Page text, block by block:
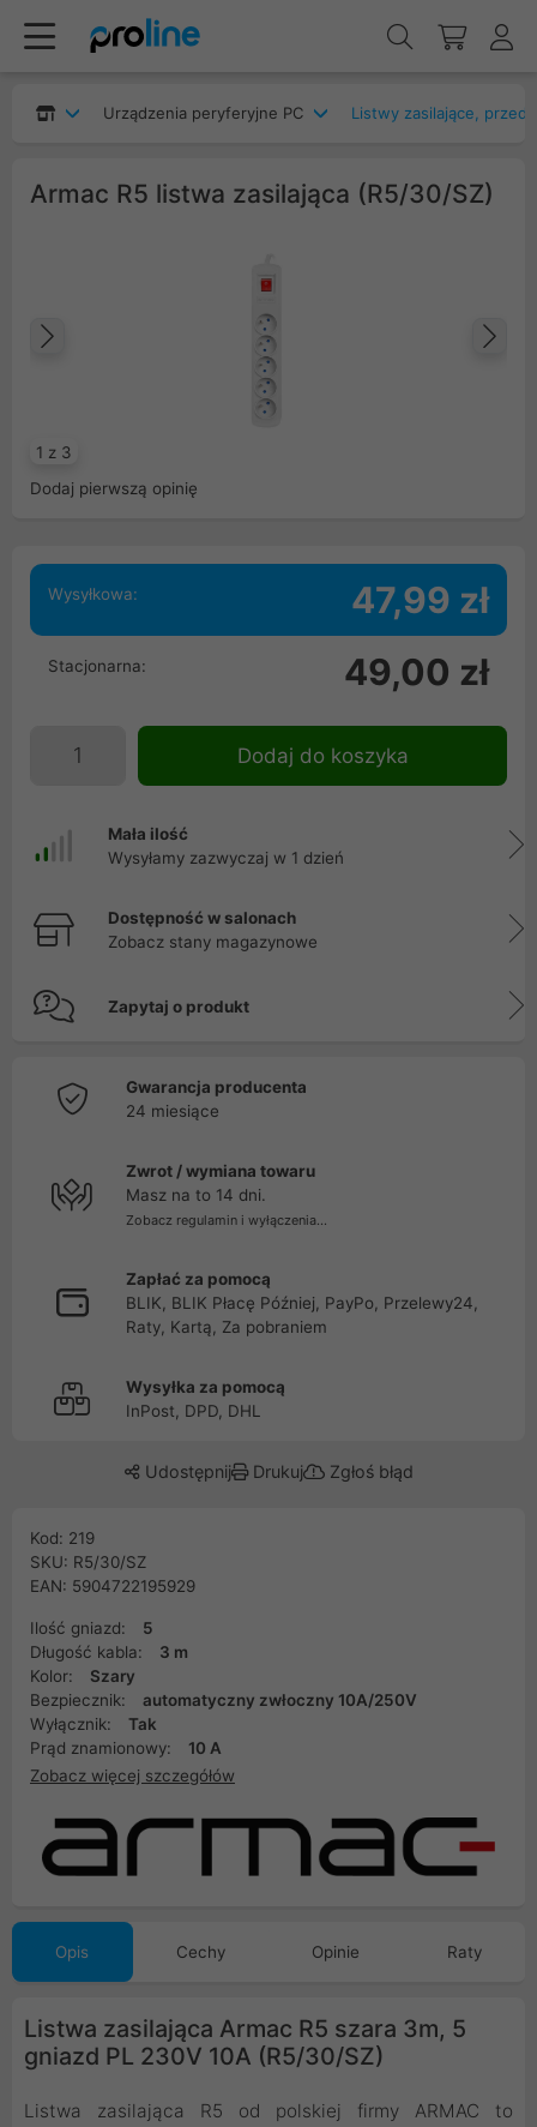
Urządzenia peryferyjne PC Listwy zasilające,
Armac R5 listwa zasilająca (R5/30/SZ)
1 z 3
Dodaj pierwszą opinię
Wysyłkowa: 47,99 zł
Stacjonarna: 49,00 zł
Dodaj do koszyka
Mała ilość
Wysyłamy zazwyczaj w 1 dzień
Dostępność w salonach
Zobacz stany magazynowe
Zapytaj o produkt
Gwarancja producenta
24 miesiące
Zwrot / wymiana towaru
Masz na to 14 dni.
Zobacz regulamin i wyłączenia...
Zapłać za pomocą
BLIK, BLIK Płacę Później, PayPo, Przelewy24,
Raty, Kartą, Za pobraniem
Wysyłka za pomocą
InPost, DPD, DHL
Udostępnij Drukuj Zgłoś błąd
Kod: 219
SKU: R5/30/SZ
EAN: 5904722195929
Ilość gniazd:
5
Długość kabla:
3 m
Kolor:
Szary
Bezpiecznik:
automatyczny zwłoczny 10A/250V
Wyłącznik:
Tak
Prąd znamionowy:
10 A
Zobacz więcej szczegółów
Opis Cechy Opinie Raty
Listwa zasilająca Armac R5 szara 3m, 5
gniazd PL 230V 10A (R5/30/SZ)
Listwa zasilająca R5 od polskiej firmy ARMAC to